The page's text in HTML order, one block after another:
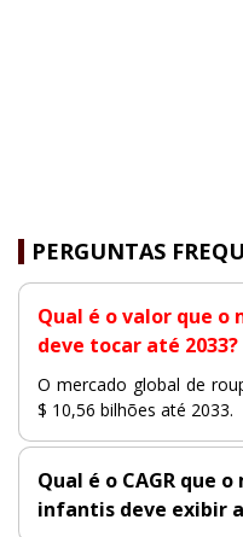
PERGUNTAS
Qual é o valor que
deve tocar até 2033?
O mercado global de
$ 10,56 bilhões até 2033.
Qual é o CAGR que
infantis deve exibir